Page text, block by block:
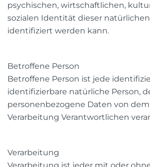
psychischen, wirtschaftlichen,
sozialen Identität dieser
identifiziert werden kann.
Betroffene Person
Betroffene Person ist jede
identifizierbare natürliche Person,
personenbezogene Daten von
Verarbeitung Verantwortlichen
Verarbeitung